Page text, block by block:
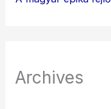
Archives